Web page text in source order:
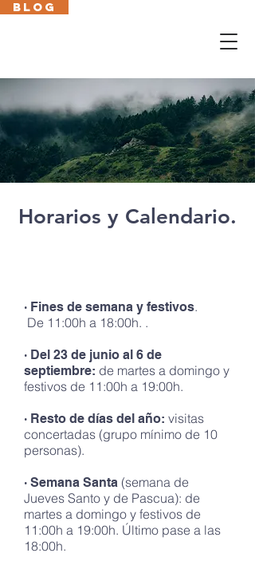
BLOG
Horarios y Calendario.
· Fines de semana y festivos.
De 11:00h a 18:00h. .
· Del 23 de junio al 6 de
septiembre: de martes a domingo y
festivos de 11:00h a 19:00h.
· Resto de días del año: visitas
concertadas (grupo mínimo de 10
personas).
· Semana Santa (semana de
Jueves Santo y de Pascua): de
martes a domingo y festivos de
11:00h a 19:00h. Último pase a las
18:00h.